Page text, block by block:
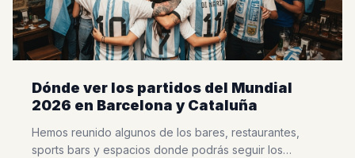
Dónde ver los partidos del Mundial
2026 en Barcelona y Cataluña
Hemos reunido algunos de los bares, restaurantes,
sports bars y espacios donde podrás seguir los